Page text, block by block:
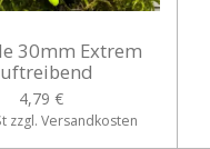
30mm Extrem
4,79 €
zzgl. Versandkosten